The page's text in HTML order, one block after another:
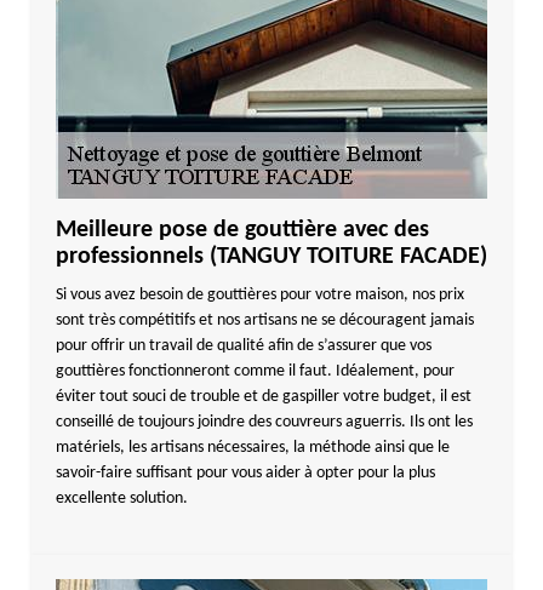
Meilleure pose de gouttière avec des
professionnels (TANGUY TOITURE FACADE)
Si vous avez besoin de gouttières pour votre maison, nos prix
sont très compétitifs et nos artisans ne se découragent jamais
pour offrir un travail de qualité afin de s’assurer que vos
gouttières fonctionneront comme il faut. Idéalement, pour
éviter tout souci de trouble et de gaspiller votre budget, il est
conseillé de toujours joindre des couvreurs aguerris. Ils ont les
matériels, les artisans nécessaires, la méthode ainsi que le
savoir-faire suffisant pour vous aider à opter pour la plus
excellente solution.